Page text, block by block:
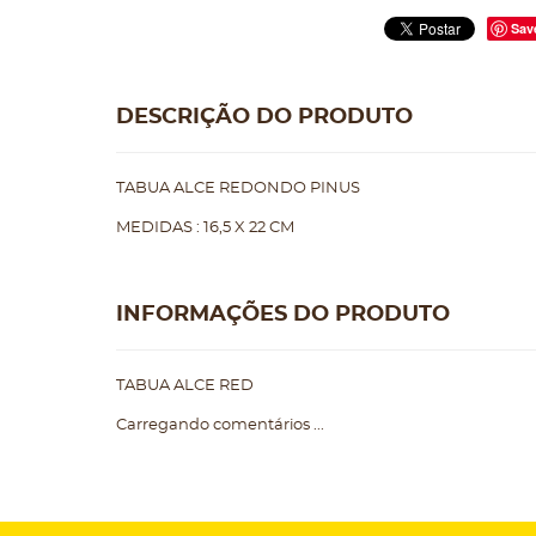
DESCRIÇÃO DO PRODUTO
TABUA ALCE REDONDO PINUS
MEDIDAS : 16,5 X 22 CM
INFORMAÇÕES DO PRODUTO
TABUA ALCE RED
Carregando comentários ...